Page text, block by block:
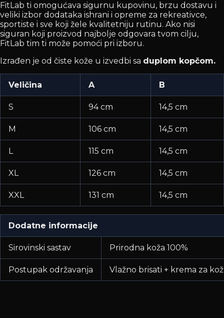
FitLab ti omogućava sigurnu kupovinu, brzu dostavu i
veliki izbor dodataka ishrani i opreme za rekreativce,
sportiste i sve koji žele kvalitetniju rutinu. Ako nisi
siguran koji proizvod najbolje odgovara tvom cilju,
FitLab tim ti može pomoći pri izboru.
Izrađen je od čiste kože u izvedbi sa duplom kopčom.
Veličina A B
S 94 cm 14,5 cm
M 106 cm 14,5 cm
L 115 cm 14,5 cm
XL 126 cm 14,5 cm
XXL 131 cm 14,5 cm
Dodatne informacije
Sirovinski sastav Prirodna koža 100%
Postupak održavanja Vlažno brisati + krema za